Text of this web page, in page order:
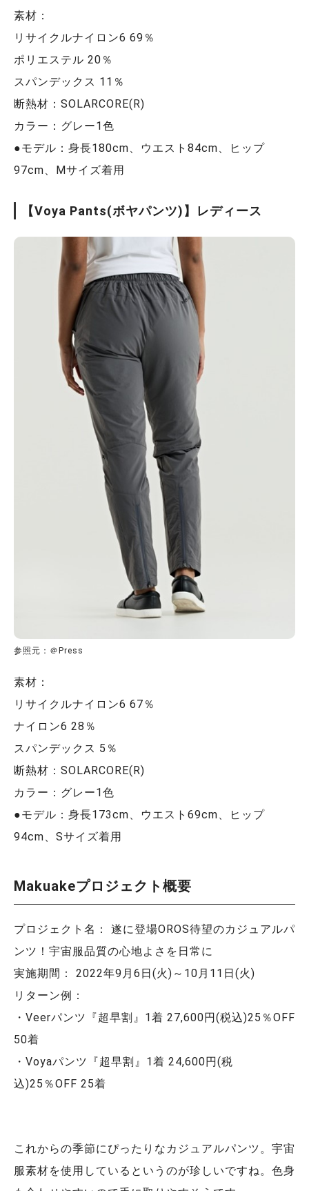
素材：
リサイクルナイロン6 69％
ポリエステル 20％
スパンデックス 11％
断熱材：SOLARCORE(R)
カラー：グレー1色
●モデル：身長180cm、ウエスト84cm、ヒップ
97cm、Mサイズ着用
【Voya Pants(ボヤパンツ)】レディース
参照元：＠Press
素材：
リサイクルナイロン6 67％
ナイロン6 28％
スパンデックス 5％
断熱材：SOLARCORE(R)
カラー：グレー1色
●モデル：身長173cm、ウエスト69cm、ヒップ
94cm、Sサイズ着用
Makuakeプロジェクト概要
プロジェクト名： 遂に登場OROS待望のカジュアルパ
ンツ！宇宙服品質の心地よさを日常に
実施期間： 2022年9月6日(火)～10月11日(火)
リターン例：
・Veerパンツ『超早割』1着 27,600円(税込)25％OFF
50着
・Voyaパンツ『超早割』1着 24,600円(税
込)25％OFF 25着
これからの季節にぴったりなカジュアルパンツ。宇宙
服素材を使用しているというのが珍しいですね。色身